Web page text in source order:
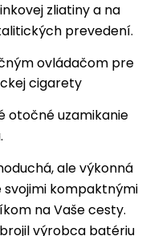
zliatiny a na
prevedení.
otočné uzamikanie
ale výkonná
kompaktnými
na Vaše cesty.
výrobca batériu